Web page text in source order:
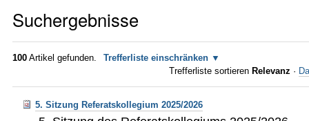
Suchergebnisse
100 Artikel gefunden.
Trefferliste einschränken
Trefferliste sortieren Relevanz ·
5. Sitzung Referatskollegium 2025/2026